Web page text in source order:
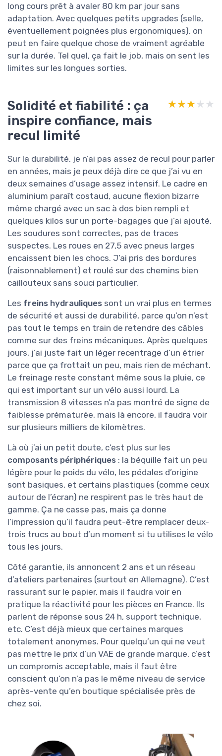
long cours prêt à avaler 80 km par jour sans
adaptation. Avec quelques petits upgrades (selle,
éventuellement poignées plus ergonomiques), on
peut en faire quelque chose de vraiment agréable
sur la durée. Tel quel, ça fait le job, mais on sent les
limites sur les longues sorties.
Solidité et fiabilité : ça
inspire confiance, mais
recul limité
★★★★★
★★★★★
Sur la durabilité, je n’ai pas assez de recul pour parler
en années, mais je peux déjà dire ce que j’ai vu en
deux semaines d’usage assez intensif. Le cadre en
aluminium paraît costaud, aucune flexion bizarre
même chargé avec un sac à dos bien rempli et
quelques kilos sur un porte-bagages que j’ai ajouté.
Les soudures sont correctes, pas de traces
suspectes. Les roues en 27,5 avec pneus larges
encaissent bien les chocs. J’ai pris des bordures
(raisonnablement) et roulé sur des chemins bien
caillouteux sans souci particulier.
Les freins hydrauliques sont un vrai plus en termes
de sécurité et aussi de durabilité, parce qu’on n’est
pas tout le temps en train de retendre des câbles
comme sur des freins mécaniques. Après quelques
jours, j’ai juste fait un léger recentrage d’un étrier
parce que ça frottait un peu, mais rien de méchant.
Le freinage reste constant même sous la pluie, ce
qui est important sur un vélo aussi lourd. La
transmission 8 vitesses n’a pas montré de signe de
faiblesse prématurée, mais là encore, il faudra voir
sur plusieurs milliers de kilomètres.
Là où j’ai un petit doute, c’est plus sur les
composants périphériques : la béquille fait un peu
légère pour le poids du vélo, les pédales d’origine
sont basiques, et certains plastiques (comme ceux
autour de l’écran) ne respirent pas le très haut de
gamme. Ça ne casse pas, mais ça donne
l’impression qu’il faudra peut-être remplacer deux-
trois trucs au bout d’un moment si tu utilises le vélo
tous les jours.
Côté garantie, ils annoncent 2 ans et un réseau
d’ateliers partenaires (surtout en Allemagne). C’est
rassurant sur le papier, mais il faudra voir en
pratique la réactivité pour les pièces en France. Ils
parlent de réponse sous 24 h, support technique,
etc. C’est déjà mieux que certaines marques
totalement anonymes. Pour quelqu’un qui ne veut
pas mettre le prix d’un VAE de grande marque, c’est
un compromis acceptable, mais il faut être
conscient qu’on n’a pas le même niveau de service
après-vente qu’en boutique spécialisée près de
chez soi.